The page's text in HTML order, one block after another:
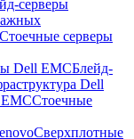
серверы
Стоечные серверы
Dell EMCБлейд-
Dell
Стоечные
Сверхплотные